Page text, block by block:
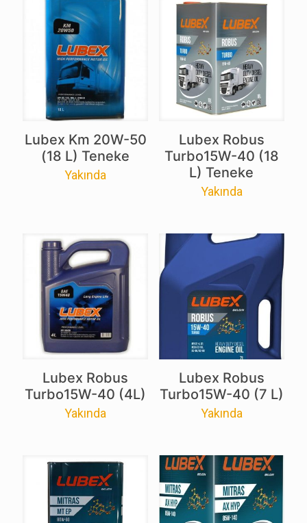
Lubex Km 20W-50
(18 L) Teneke
Yakında
Lubex Robus
Turbo15W-40 (18
L) Teneke
Yakında
Lubex Robus
Turbo15W-40 (4L)
Yakında
Lubex Robus
Turbo15W-40 (7 L)
Yakında